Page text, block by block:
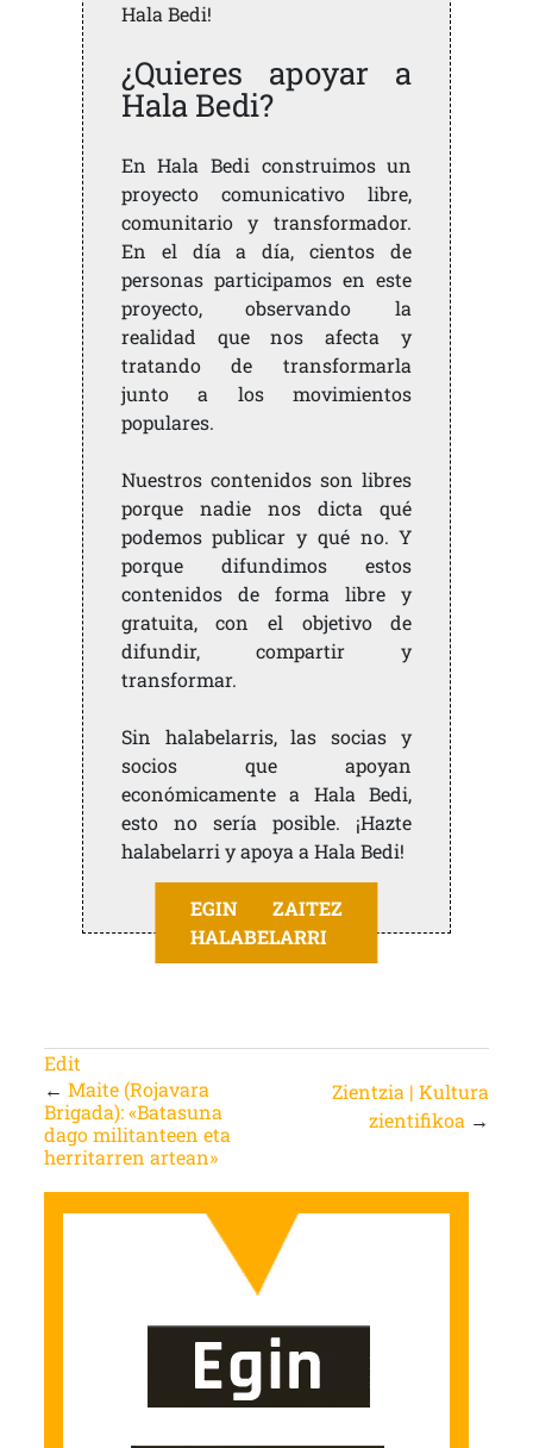
Hala Bedi!
¿Quieres apoyar a
Hala Bedi?
En Hala Bedi construimos un
proyecto comunicativo libre,
comunitario y transformador.
En el día a día, cientos de
personas participamos en este
proyecto, observando la
realidad que nos afecta y
tratando de transformarla
junto a los movimientos
populares.
Nuestros contenidos son libres
porque nadie nos dicta qué
podemos publicar y qué no. Y
porque difundimos estos
contenidos de forma libre y
gratuita, con el objetivo de
difundir, compartir y
transformar.
Sin halabelarris, las socias y
socios que apoyan
económicamente a Hala Bedi,
esto no sería posible. ¡Hazte
halabelarri y apoya a Hala Bedi!
EGIN ZAITEZ
HALABELARRI
Edit
← Maite (Rojavara
Brigada): «Batasuna
dago militanteen eta
herritarren artean»
Zientzia | Kultura
zientifikoa →